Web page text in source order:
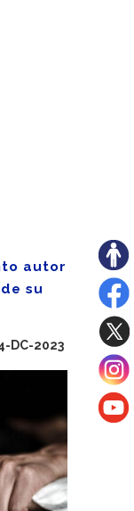
autor
su
DC-2023